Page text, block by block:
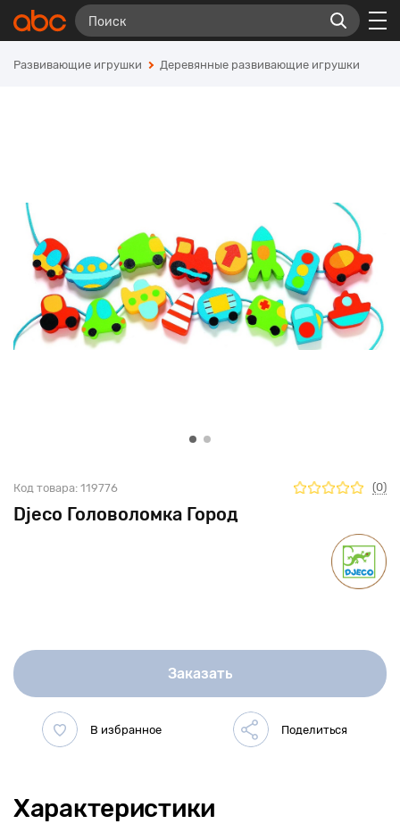
Развивающие игрушки Деревянные развивающие игрушки
Djeco Головоломка Город
Код товара: 119776 (0)
Заказать
Характеристики